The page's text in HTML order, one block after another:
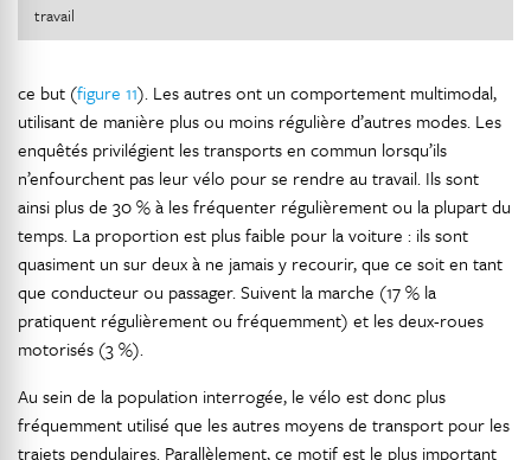
travail
ce but (figure 11). Les autres ont un comportement multimodal,
utilisant de manière plus ou moins régulière d’autres modes. Les
enquêtés privilégient les transports en commun lorsqu’ils
n’enfourchent pas leur vélo pour se rendre au travail. Ils sont
ainsi plus de 30 % à les fréquenter régulièrement ou la plupart du
temps. La proportion est plus faible pour la voiture : ils sont
quasiment un sur deux à ne jamais y recourir, que ce soit en tant
que conducteur ou passager. Suivent la marche (17 % la
pratiquent régulièrement ou fréquemment) et les deux-roues
motorisés (3 %).
Au sein de la population interrogée, le vélo est donc plus
fréquemment utilisé que les autres moyens de transport pour les
trajets pendulaires. Parallèlement, ce motif est le plus important